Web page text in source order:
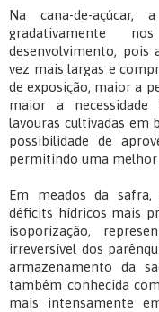
Na cana-de-açúcar,
gradativamente
desenvolvimento, pois
vez mais largas e
de exposição, maior a
maior a necessidade
lavouras cultivadas em
possibilidade de
permitindo uma melhor
Em meados da
déficits hídricos mais
isoporização,
irreversível dos
armazenamento da
também conhecida
mais intensamente